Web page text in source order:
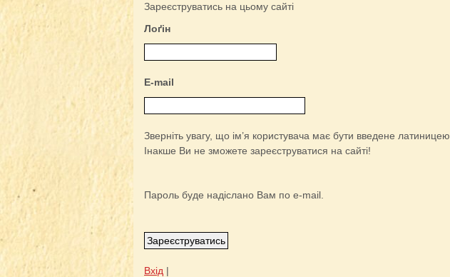
Зареєструватись на цьому сайті
Лоґін
E-mail
Зверніть увагу, що ім’я користувача має бути введене латиницею.
Інакше Ви не зможете зареєструватися на сайті!
Пароль буде надіслано Вам по e-mail.
Вхід |